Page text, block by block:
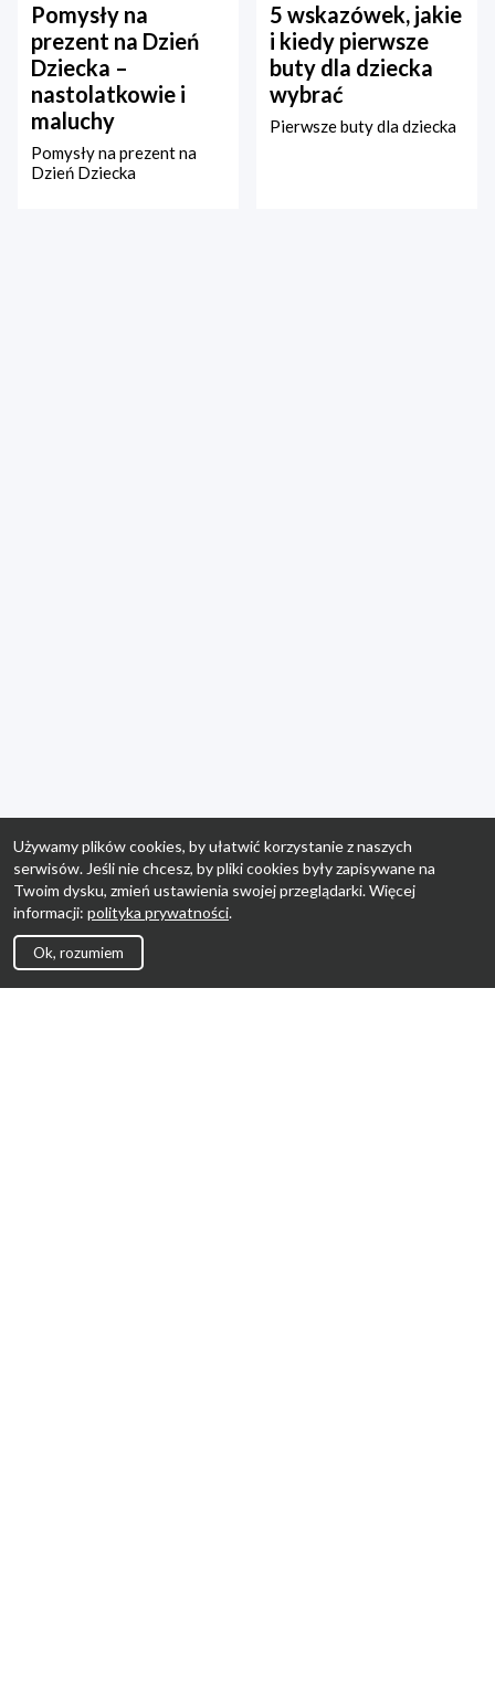
Pomysły na
prezent na Dzień
Dziecka –
nastolatkowie i
maluchy
Pomysły na prezent na
Dzień Dziecka
5 wskazówek, jakie
i kiedy pierwsze
buty dla dziecka
wybrać
Pierwsze buty dla dziecka
Używamy plików cookies, by ułatwić korzystanie z naszych
serwisów. Jeśli nie chcesz, by pliki cookies były zapisywane na
Twoim dysku, zmień ustawienia swojej przeglądarki. Więcej
informacji: polityka prywatności.
Ok, rozumiem